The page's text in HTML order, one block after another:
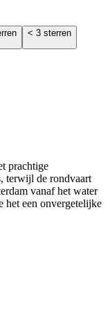
< 3 sterren
prachtige
terwijl de rondvaart
vanaf het water
het een onvergetelijke